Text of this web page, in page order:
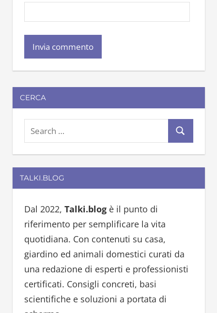
CERCA
e
a
r
c
f
o
r
:
e
a
TALKI.BLOG
Dal 2022, Talki.blogè il punto di
riferimento per semplificare la vita
quotidiana. Con contenuti su casa,
giardino ed animali domestici curati da
una redazione di esperti e professionisti
certificati. Consigli concreti, basi
scientifiche e soluzioni a portata di